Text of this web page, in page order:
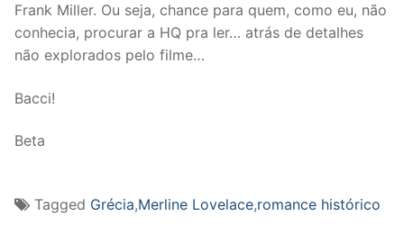
Frank Miller. Ou seja, chance para quem, como eu, não
conhecia, procurar a HQ pra ler… atrás de detalhes
não explorados pelo filme…
Bacci!
Beta
Tagged Grécia,Merline Lovelace,romance histórico